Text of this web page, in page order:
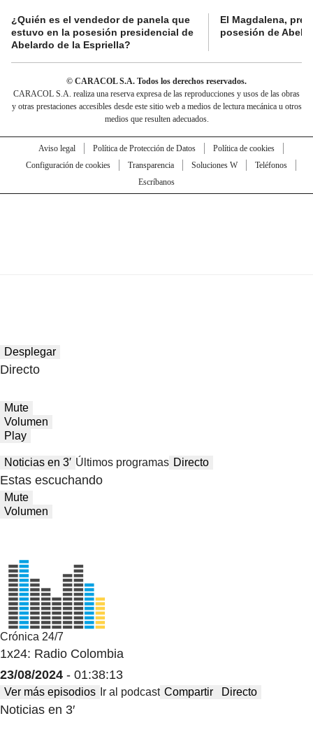
¿Quién es el vendedor de panela que
estuvo en la posesión presidencial de
Abelardo de la Espriella?
El Magdalena,
posesión de
© CARACOL S.A. Todos los derechos reservados.
CARACOL S.A. realiza una reserva expresa de las reproducciones y usos de las obras
y otras prestaciones accesibles desde este sitio web a medios de lectura mecánica u otros
medios que resulten adecuados.
Aviso legal Política de Protección de Datos
Política de cookies
Configuración de cookies
Transparencia Soluciones W
Teléfonos
Escríbanos
Desplegar
Directo
Mute
Volumen
Play
Noticias en 3′ Últimos programas Directo
Estas escuchando
Mute
Volumen
Crónica 24/7
1x24: Radio Colombia
23/08/2024 - 01:38:13
Ver más episodios Ir al podcast Compartir Directo
Noticias en 3′